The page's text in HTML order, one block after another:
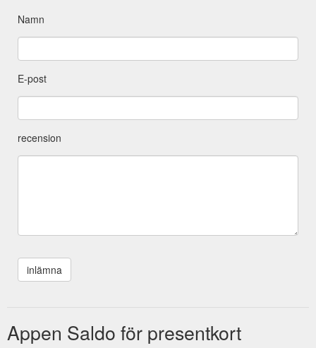
Namn
E-post
recension
Appen Saldo för presentkort